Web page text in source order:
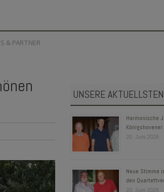
& PARTNER
UNSERE
Harmonische
20. Juni 2026
Neue Stimme
den
20. Juni 2026